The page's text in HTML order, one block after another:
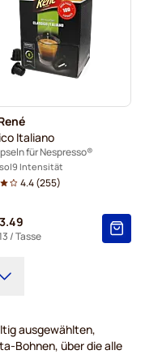
Italiano
für Nespresso®
9 Intensität
4.4(255)
/ Tasse
ausgewählten,
Bohnen, über die alle